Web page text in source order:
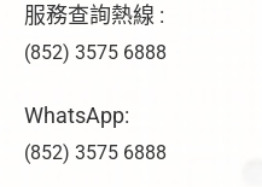
服務查詢熱線 :
(852) 3575 6888
WhatsApp:
(852) 3575 6888